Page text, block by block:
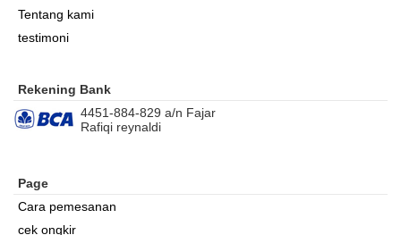
Tentang kami
testimoni
Rekening Bank
4451-884-829 a/n Fajar
Rafiqi reynaldi
Page
Cara pemesanan
cek ongkir